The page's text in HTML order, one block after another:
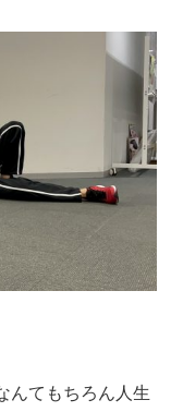
んてもちろん人生